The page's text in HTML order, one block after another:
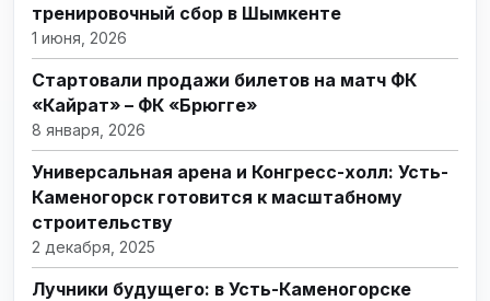
тренировочный сбор в Шымкенте
1 июня, 2026
Стартовали продажи билетов на матч ФК
«Кайрат» – ФК «Брюгге»
8 января, 2026
Универсальная арена и Конгресс-холл: Усть-
Каменогорск готовится к масштабному
строительству
2 декабря, 2025
Лучники будущего: в Усть-Каменогорске